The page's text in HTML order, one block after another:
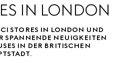
IN LONDON
STORES IN LONDON UND
SPANNENDE NEUIGKEITEN
IN DER BRITISCHEN